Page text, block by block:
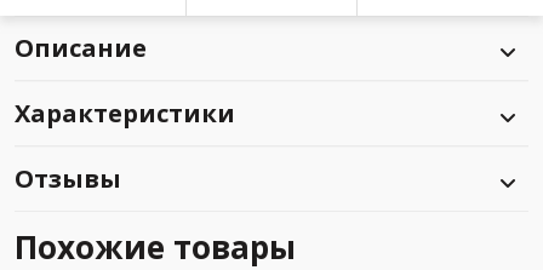
Описание
Характеристики
Отзывы
Похожие товары